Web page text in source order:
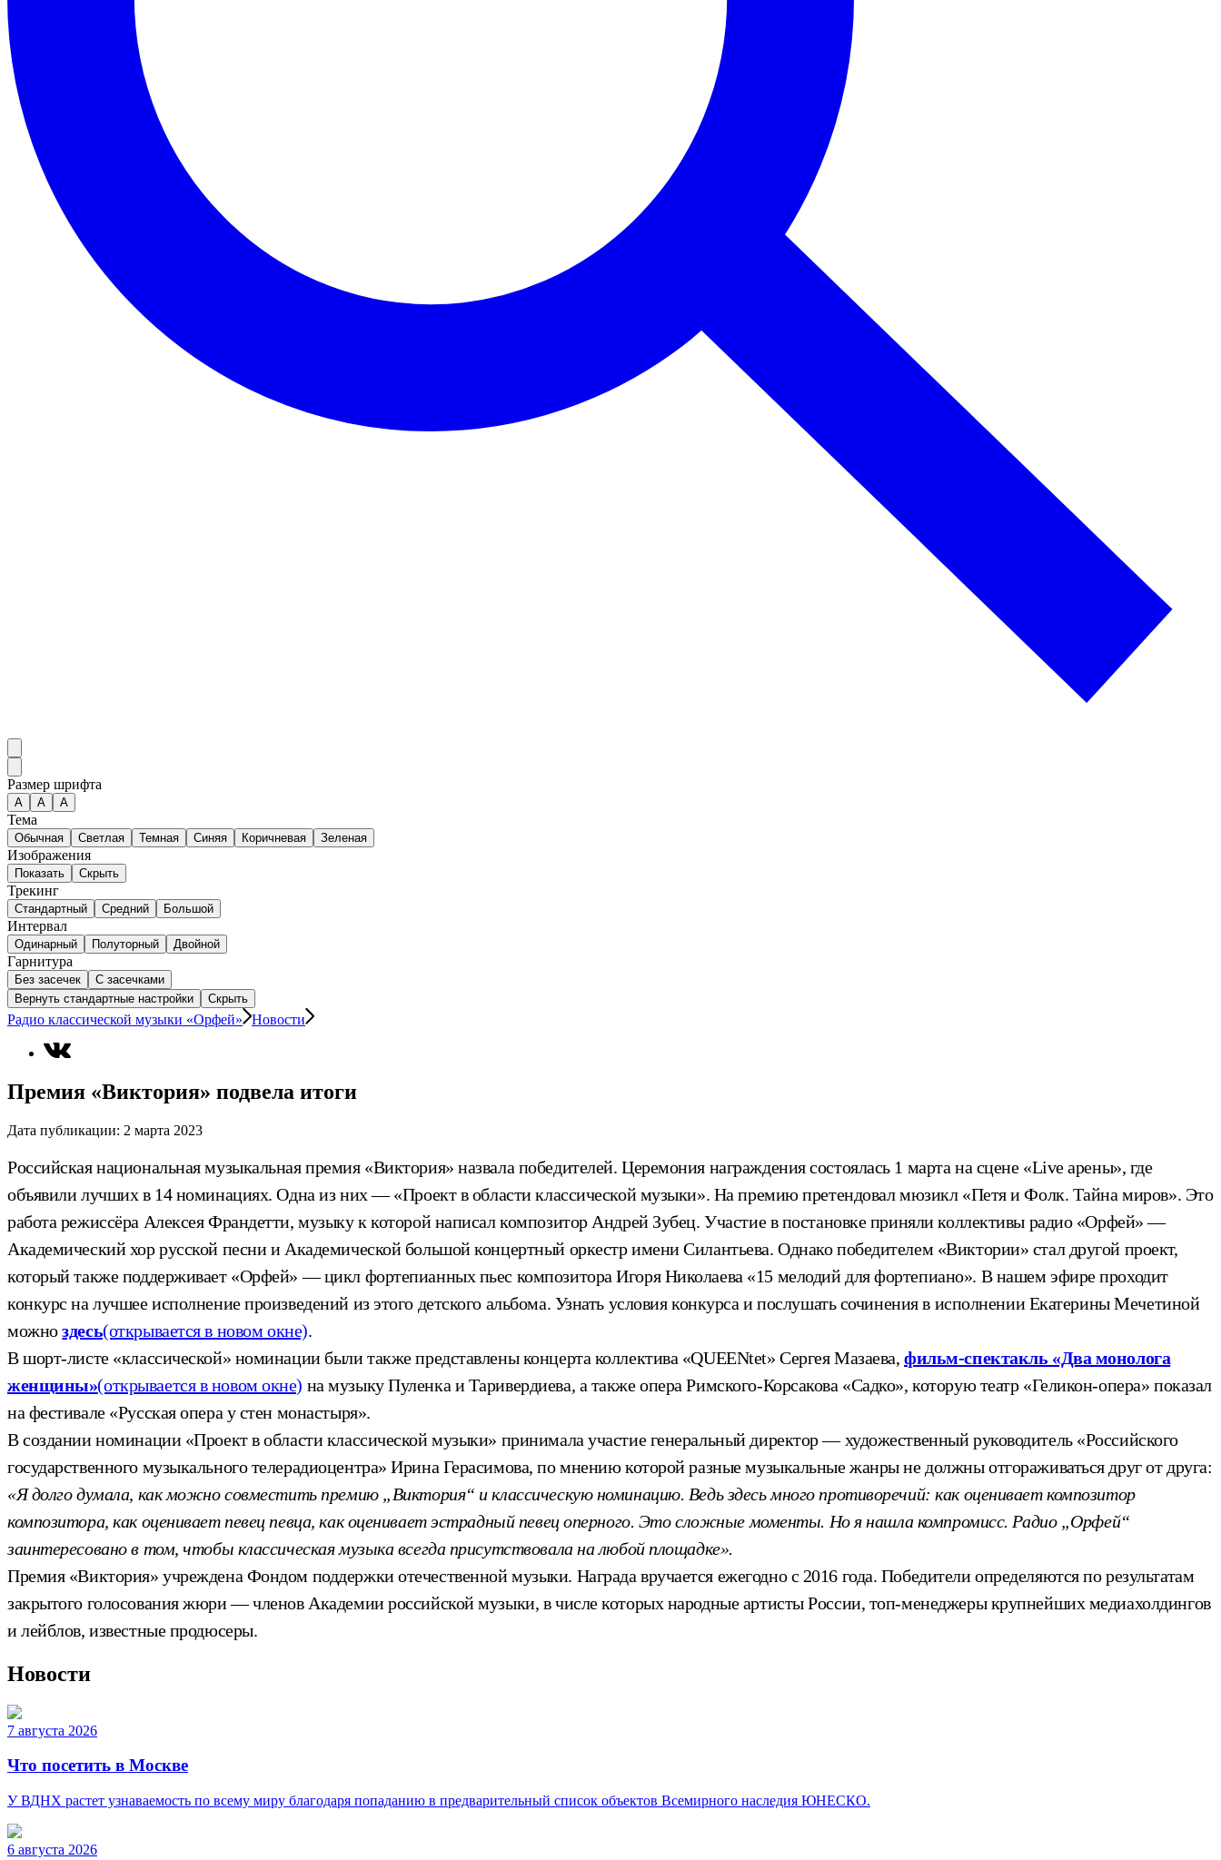
Размер шрифта
А A A
Тема
Обычная Светлая Темная Синяя Коричневая Зеленая
Изображения
Показать Скрыть
Трекинг
Стандартный Средний Большой
Интервал
Одинарный Полуторный Двойной
Гарнитура
Без засечек
С засечками
Вернуть стандартные настройки
Скрыть
Радио классической музыки «Орфей» Новости
Премия «Виктория» подвела итоги
Дата публикации: 2 марта 2023
Российская национальная музыкальная премия «Виктория» назвала победителей. Церемония награждения состоялась 1 марта на сцене «Live арены», где
объявили лучших в 14 номинациях. Одна из них — «Проект в области классической музыки». На премию претендовал мюзикл «Петя и Фолк. Тайна миров». Это
работа режиссёра Алексея Франдетти, музыку к которой написал композитор Андрей Зубец. Участие в постановке приняли коллективы радио «Орфей» —
Академический хор русской песни и Академической большой концертный оркестр имени Силантьева. Однако победителем «Виктории» стал другой проект,
который также поддерживает «Орфей» — цикл фортепианных пьес композитора Игоря Николаева «15 мелодий для фортепиано». В нашем эфире проходит
конкурс на лучшее исполнение произведений из этого детского альбома. Узнать условия конкурса и послушать сочинения в исполнении Екатерины Мечетиной
можноздесь(открывается в новом окне).
В шорт-листе «классической» номинации были также представлены концерта коллектива «QUEENtet» Сергея Мазаева,фильм-спектакль «Два монолога
женщины»(открывается в новом окне) на музыку Пуленка и Таривердиева, а также опера Римского-Корсакова «Садко», которую театр «Геликон-опера» показал
на фестивале «Русская опера у стен монастыря».
В создании номинации «Проект в области классической музыки» принимала участие генеральный директор — художественный руководитель «Российского
государственного музыкального телерадиоцентра» Ирина Герасимова, по мнению которой разные музыкальные жанры не должны отгораживаться друг от друга:
«Я долго думала, как можно совместить премию „Виктория“ и классическую номинацию. Ведь здесь много противоречий: как оценивает композитор
композитора, как оценивает певец певца, как оценивает эстрадный певец оперного. Это сложные моменты. Но я нашла компромисс. Радио „Орфей“
заинтересовано в том, чтобы классическая музыка всегда присутствовала на любой площадке».
Премия «Виктория» учреждена Фондом поддержки отечественной музыки. Награда вручается ежегодно с 2016 года. Победители определяются по результатам
закрытого голосования жюри — членов Академии российской музыки, в числе которых народные артисты России, топ-менеджеры крупнейших медиахолдингов
и лейблов, известные продюсеры.
Новости
7 августа 2026
Что посетить в Москве
У ВДНХ растет узнаваемость по всему миру благодаря попаданию в предварительный список объектов Всемирного наследия ЮНЕСКО.
6 августа 2026